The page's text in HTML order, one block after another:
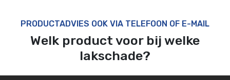
PRODUCTADVIES OOK VIA TELEFOON OF E-MAIL
Welk product voor bij welke
lakschade?